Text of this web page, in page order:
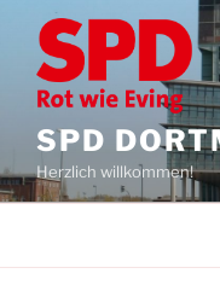
Inhalt
springen
SPD
Herzlich willkommen!